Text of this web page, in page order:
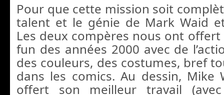
Pour que cette mission soit
talent et le génie de Mark Waid
Les deux compères nous ont
fun des années 2000 avec de
des couleurs, des costumes, bref
dans les comics. Au dessin, Mike
offert son meilleur travail